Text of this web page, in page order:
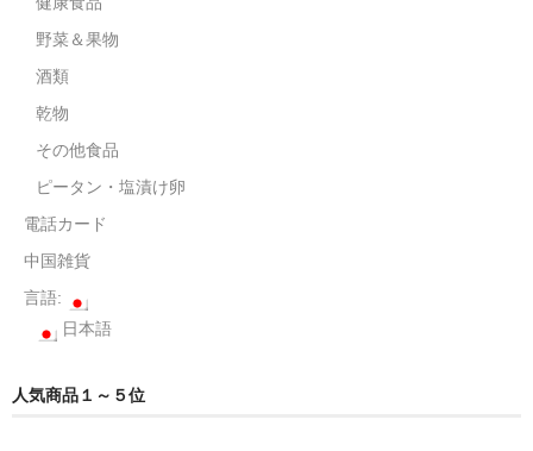
日本語
野菜＆果物
酒類
乾物
その他食品
ピータン・塩漬け卵
電話カード
中国雑貨
言語:
日本語
人気商品１～５位